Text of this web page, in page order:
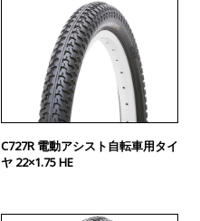
C727R 電動アシスト自転車用タイ
ヤ 22×1.75 HE